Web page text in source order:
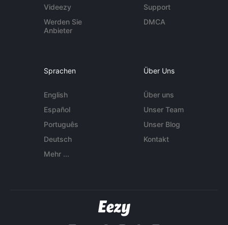
Videezy
Werden Sie
Anbieter
Support
DMCA
Sprachen
English
Español
Português
Deutsch
Mehr ...
Über Uns
Über uns
Unser Team
Unser Blog
Kontakt